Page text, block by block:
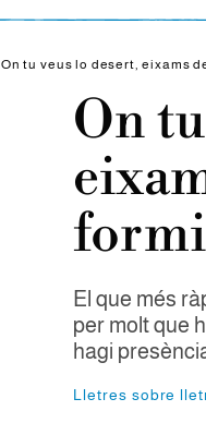
On tu veus lo desert, eixams
On
El que més
per molt que
hagi
Lletres sobre